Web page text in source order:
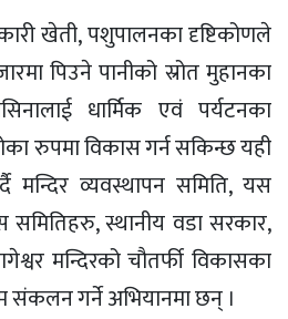
खेती, पशुपालनका दृष्टिकोणले
पिउने पानीको स्रोत मुहानका
धार्मिक एवं पर्यटनका
रुपमा विकास गर्न सकिन्छ यही
मन्दिर व्यवस्थापन समिति, यस
समितिहरु, स्थानीय वडा सरकार,
मन्दिरको चौतर्फी विकासका
संकलन गर्ने अभियानमा छन् ।